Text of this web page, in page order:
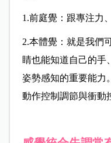
1.前庭覺：跟專注力
2.本體覺：就是我們
睛也能知道自己的手
姿勢感知的重要能力
動作控制調節與衝動